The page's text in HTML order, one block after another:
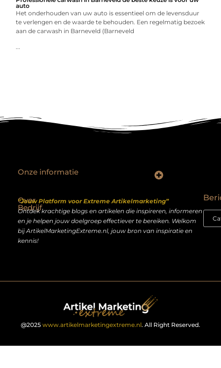
auto
Het onderhouden van uw auto is essentieel om de levensduur
te verlengen en de waarde te behouden. Een regelmatig bezoek
aan de carwash in Barneveld (Barneveld
...
Over
Bedrijf
“Jouw Platform voor Extreme Artikelmarketing”
Ontdek krachtige blogs en artikelen die inspireren, informeren
en je helpen jouw doelgroep effectiever te bereiken. Welkom
bij ArtikelMarketingExtreme.nl, jouw bron van inspiratie en
kennis!
Onze informatie
@2025 www.artikelmarketingextreme.nl. All Right Reserved.